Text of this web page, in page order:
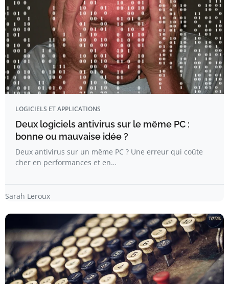
LOGICIELS ET APPLICATIONS
Deux logiciels antivirus sur le même PC :
bonne ou mauvaise idée ?
Deux antivirus sur un même PC ? Une erreur qui coûte
cher en performances et en…
Sarah Leroux